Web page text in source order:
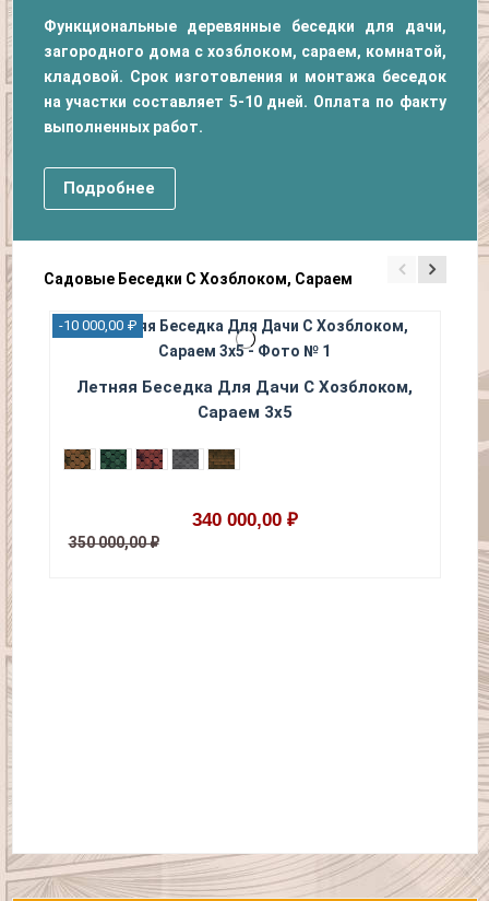
Функциональные деревянные беседки для дачи,
загородного дома с хозблоком, сараем, комнатой,
кладовой. Срок изготовления и монтажа беседок
на участки составляет 5-10 дней. Оплата по факту
выполненных работ.
Подробнее
Садовые Беседки С Хозблоком, Сараем
-10 000,00 ₽
Летняя Беседка Для Дачи С Хозблоком,
Сараем 3х5
340 000,00 ₽
350 000,00 ₽